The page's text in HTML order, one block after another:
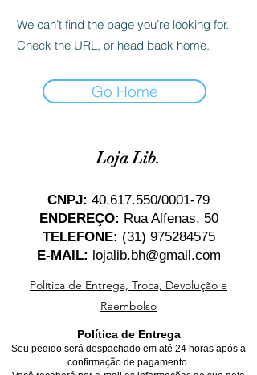
We can’t find the page you’re looking for.
Check the URL, or head back home.
Go Home
Loja Lib.
CNPJ: 40.617.550/0001-79
ENDEREÇO: Rua Alfenas, 50
TELEFONE: (31) 975284575
E-MAIL: lojalib.bh@gmail.com
Política de Entrega, Troca, Devolução e
Reembolso
Política de Entrega
Seu pedido será despachado em até 24 horas após a
confirmação de pagamento.